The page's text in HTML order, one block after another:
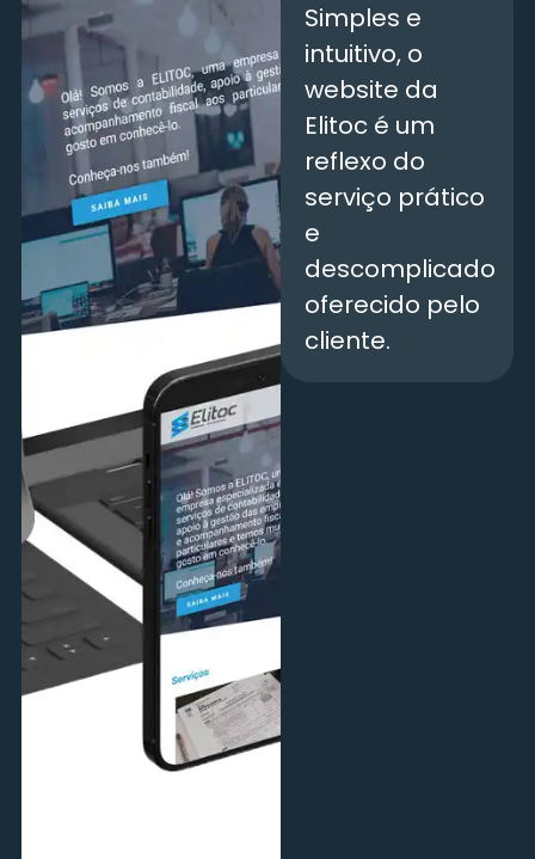
Simples e
intuitivo, o
website da
Elitoc é um
reflexo do
serviço prático
e
descomplicado
oferecido pelo
cliente.